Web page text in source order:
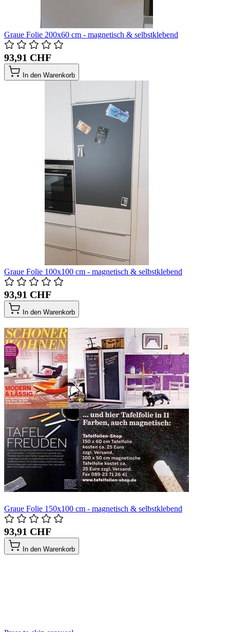
Graue Folie 200x60 cm - magnetisch & selbstklebend
93,91 CHF
In den Warenkorb
Graue Folie 100x100 cm - magnetisch & selbstklebend
93,91 CHF
In den Warenkorb
Graue Folie 150x100 cm - magnetisch & selbstklebend
93,91 CHF
In den Warenkorb